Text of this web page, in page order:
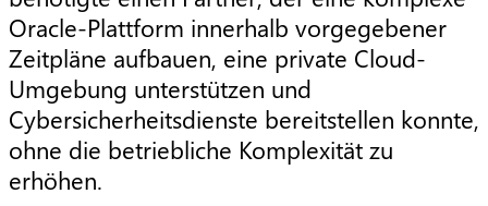
Oracle-Plattform innerhalb vorgegebener
Zeitpläne aufbauen, eine private Cloud-
Umgebung unterstützen und
Cybersicherheitsdienste bereitstellen konnte,
ohne die betriebliche Komplexität zu
erhöhen.